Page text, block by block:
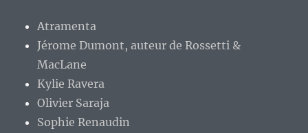
Atramenta
Jérome Dumont, auteur de Rossetti &
MacLane
Kylie Ravera
Olivier Saraja
Sophie Renaudin